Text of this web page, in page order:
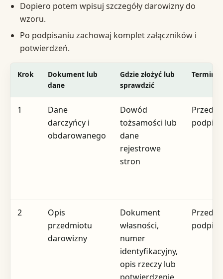
Dopiero potem wpisuj szczegóły darowizny do
wzoru.
Po podpisaniu zachowaj komplet załączników i
potwierdzeń.
Krok
Dokument lub
dane
Gdzie złożyć lub
sprawdzić
Termin
1
Dane
darczyńcy i
obdarowanego
Dowód
tożsamości lub
dane
rejestrowe
stron
Przed
2
Opis
przedmiotu
darowizny
Dokument
własności,
numer
identyfikacyjny,
opis rzeczy lub
potwierdzenie
Przed